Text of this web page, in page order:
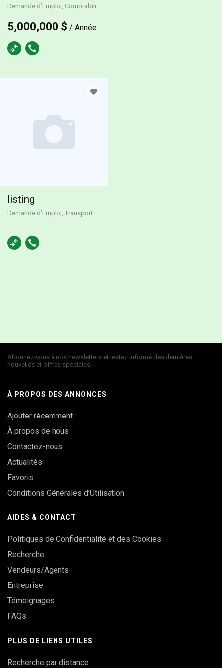
Demande d’Emploi, Comptabilité
5,000,000 $ / Année
listing
Demande d’Emploi, Transport
Abonnez-vous à nos newsletters et restez informé des dernières
nouvelles et offres spéciales
À PROPOS DES ANNONCES
Ajouter récemment
À propos de nous
Contactez-nous
Actualités
Favoris
Conditions Générales d’Utilisation
AIDES & CONTACT
Politiques de Confidentialité et des Cookies
Recherche
Vendeurs/Agents
Entreprise
Témoignages
FAQs
PLUS DE LIENS UTILES
Recherche par distance